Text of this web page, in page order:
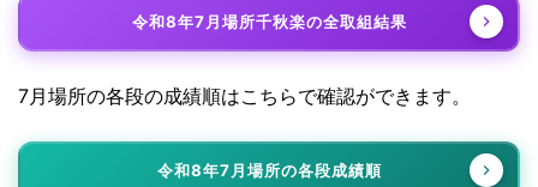
令和8年7月場所千秋楽の全取組結果
7月場所の各段の成績順はこちらで確認ができます。
令和8年7月場所の各段成績順